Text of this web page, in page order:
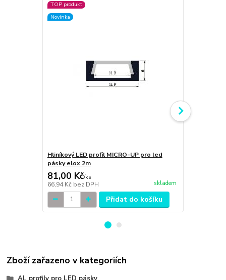
TOP produkt
Novinka
Hliníkový LED profil MICRO-UP pro led
pásky elox 2m
81,00 Kč/ks
66,94 Kč bez DPH skladem
Přidat do košíku
Zboží zařazeno v kategoriích